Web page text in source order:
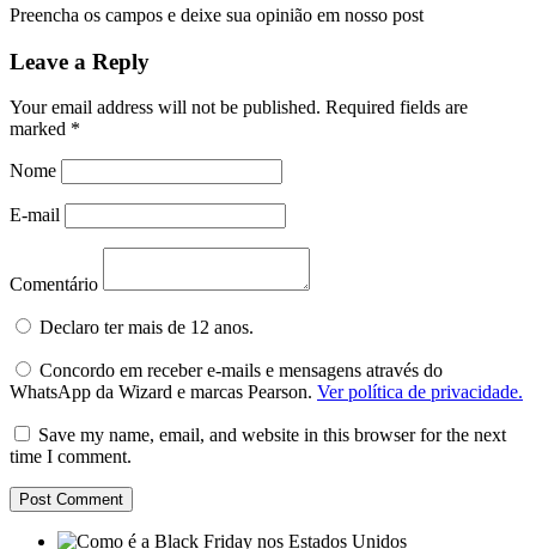
Preencha os campos e deixe sua opinião em nosso post
Leave a Reply
Your email address will not be published. Required fields are
marked *
Nome
E-mail
Comentário
Declaro ter mais de 12 anos.
Concordo em receber e-mails e mensagens através do
WhatsApp da Wizard e marcas Pearson. Ver política de privacidade.
Save my name, email, and website in this browser for the next
time I comment.